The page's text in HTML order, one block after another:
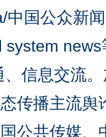
中国公众新
system
信息交流
传播主流
公共传媒